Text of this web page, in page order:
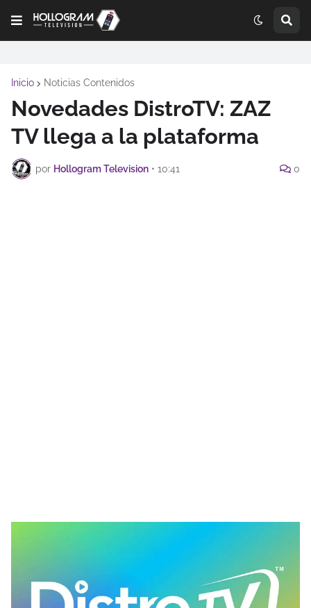
Inicio Noticias Contenidos
Novedades DistroTV: ZAZ
TV llega a la plataforma
por Hollogram Television • 10:41 0